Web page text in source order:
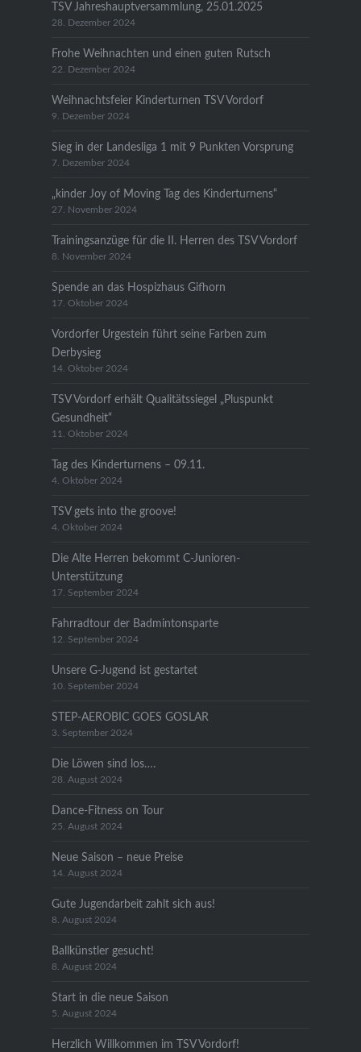
TSV Jahreshauptversammlung, 25.01.2025
28. Dezember 2024
Frohe Weihnachten und einen guten Rutsch
22. Dezember 2024
Weihnachtsfeier Kinderturnen TSV Vordorf
9. Dezember 2024
Sieg in der Landesliga 1 mit 9 Punkten Vorsprung
7. Dezember 2024
„kinder Joy of Moving Tag des Kinderturnens“
27. November 2024
Trainingsanzüge für die II. Herren des TSV Vordorf
8. November 2024
Spende an das Hospizhaus Gifhorn
17. Oktober 2024
Vordorfer Urgestein führt seine Farben zum
Derbysieg
14. Oktober 2024
TSV Vordorf erhält Qualitätssiegel „Pluspunkt
Gesundheit“
11. Oktober 2024
Tag des Kinderturnens – 09.11.
4. Oktober 2024
TSV gets into the groove!
4. Oktober 2024
Die Alte Herren bekommt C-Junioren-
Unterstützung
17. September 2024
Fahrradtour der Badmintonsparte
12. September 2024
Unsere G-Jugend ist gestartet
10. September 2024
STEP-AEROBIC GOES GOSLAR
3. September 2024
Die Löwen sind los….
28. August 2024
Dance-Fitness on Tour
25. August 2024
Neue Saison – neue Preise
14. August 2024
Gute Jugendarbeit zahlt sich aus!
8. August 2024
Ballkünstler gesucht!
8. August 2024
Start in die neue Saison
5. August 2024
Herzlich Willkommen im TSV Vordorf!